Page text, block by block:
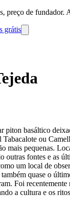
preço de fundador.
grátis
piton basáltico
ou
mais pequenas.
fontes e as
um local de
quase o
Foi
a cultura e os